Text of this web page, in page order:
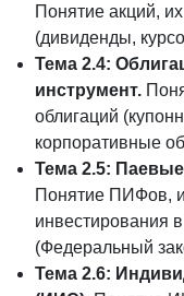
Понятие акций,
(дивиденды,
Тема 2.4:
инструмент.
облигаций
корпоративные
Тема 2.5:
Понятие ПИФов,
инвестирования
(Федеральный
Тема 2.6: